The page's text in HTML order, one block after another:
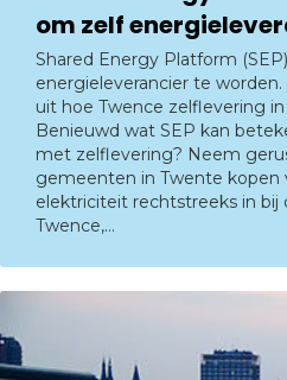
om zelf
Shared Energy Platform
energieleverancier te
uit hoe Twence zelflevering
Benieuwd wat SEP kan
met zelflevering? Neem
gemeenten in Twente kopen
elektriciteit rechtstreeks in bij
Twence,…